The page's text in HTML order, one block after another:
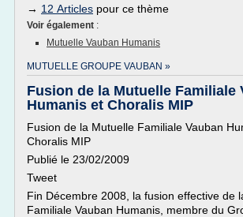
→ 12 Articles pour ce thème
Voir également :
Mutuelle Vauban Humanis
MUTUELLE GROUPE VAUBAN »
Fusion de la Mutuelle Familiale
Humanis et Choralis MIP
Fusion de la Mutuelle Familiale Vauban
Choralis MIP
Publié le 23/02/2009
Tweet
Fin Décembre 2008, la fusion effective de
Familiale Vauban Humanis, membre du